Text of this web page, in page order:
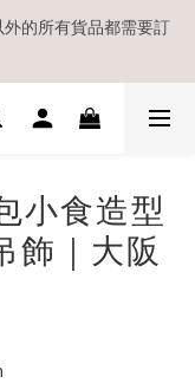
外的所有貨品都需要訂
外的所有貨品都需要訂
登入狀態下』購物。
出後，本店只會以電
郵信箱。
的所有貨品都需要訂
小食造型
飾｜大阪